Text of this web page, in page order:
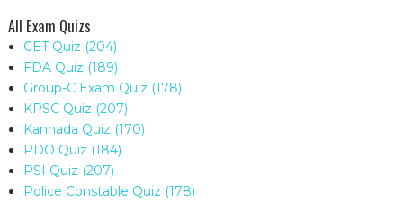
All Exam Quizs
CET Quiz (204)
FDA Quiz (189)
Group-C Exam Quiz (178)
KPSC Quiz (207)
Kannada Quiz (170)
PDO Quiz (184)
PSI Quiz (207)
Police Constable Quiz (178)